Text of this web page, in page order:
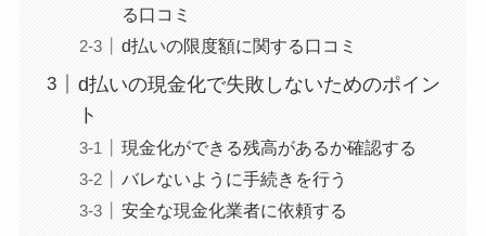
る口コミ
d払いの限度額に関する口コミ
d払いの現金化で失敗しないためのポイン
ト
現金化ができる残高があるか確認する
バレないように手続きを行う
安全な現金化業者に依頼する